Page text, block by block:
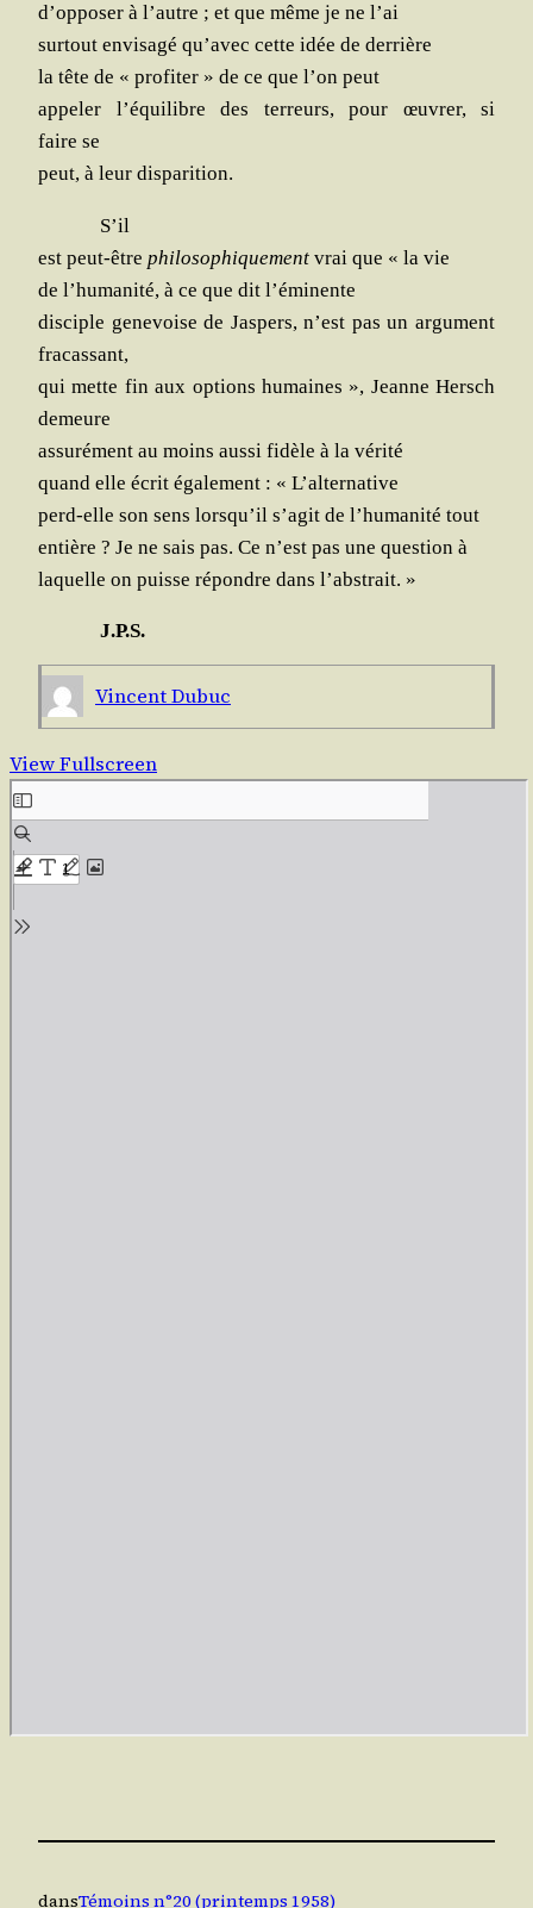
d’opposer à l’autre ; et que même je ne l’ai
sur­tout envi­sa­gé qu’avec cette idée de derrière
la tête de « pro­fi­ter » de ce que l’on peut
appe­ler l’équilibre des ter­reurs, pour œuvrer, si
faire se
peut, à leur disparition.
S’il
est peut-être phi­lo­so­phi­que­ment vrai que « la vie
de l’humanité, à ce que dit l’éminente
dis­ciple gene­voise de Jas­pers, n’est pas un argu­ment
fracassant,
qui mette fin aux options humaines », Jeanne Hersch
demeure
assu­ré­ment au moins aus­si fidèle à la vérité
quand elle écrit éga­le­ment : « L’alternative
perd-elle son sens lorsqu’il s’agit de l’humanité tout
entière ? Je ne sais pas. Ce n’est pas une ques­tion à
laquelle on puisse répondre dans l’abstrait. »
J.P.S.
Vincent Dubuc
View Fullscreen
dansTémoins n°20 (printemps 1958)